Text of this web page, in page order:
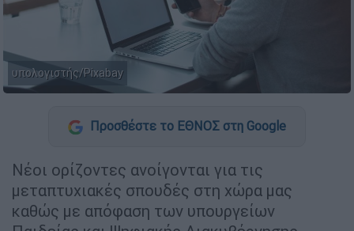
υπολογιστής/Pixabay
Προσθέστε το ΕΘΝΟΣ στη Google
Νέοι ορίζοντες ανοίγονται για τις
μεταπτυχιακές σπουδές στη χώρα μας
καθώς με απόφαση των υπουργείων